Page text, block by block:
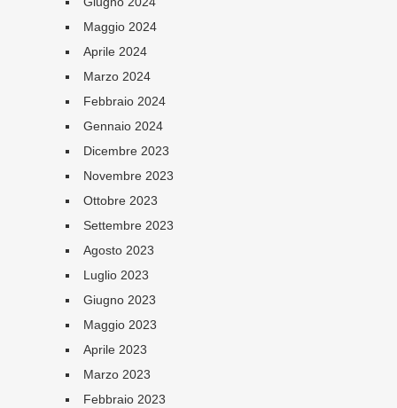
Maggio 2024
Aprile 2024
Marzo 2024
Febbraio 2024
Gennaio 2024
Dicembre 2023
Novembre 2023
Ottobre 2023
Settembre 2023
Agosto 2023
Luglio 2023
Giugno 2023
Maggio 2023
Aprile 2023
Marzo 2023
Febbraio 2023